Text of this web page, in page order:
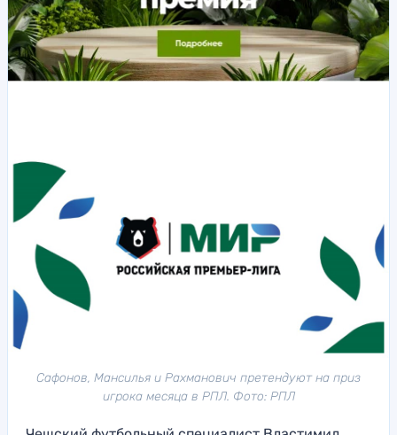
Сафонов, Мансилья и Рахманович претендуют на приз
игрока месяца в РПЛ. Фото: РПЛ